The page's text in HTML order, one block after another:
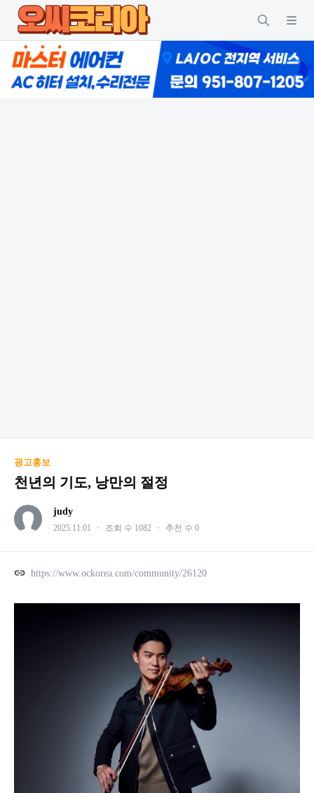
광고홍보
천년의 기도, 낭만의 절정
judy
2025.11.01 ・ 조회 수 1082 ・ 추천 수 0
https://www.ockorea.com/community/26120